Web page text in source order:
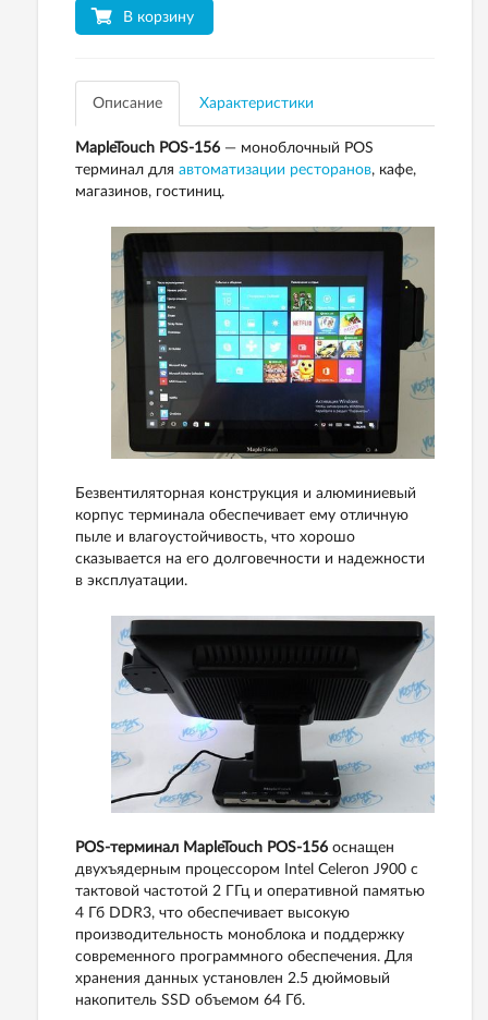
В корзину
Описание Характеристики
MapleTouch POS-156 ― моноблочный POS
терминал для автоматизации ресторанов, кафе,
магазинов, гостиниц.
Безвентиляторная конструкция и алюминиевый
корпус терминала обеспечивает ему отличную
пыле и влагоустойчивость, что хорошо
сказывается на его долговечности и надежности
в эксплуатации.
POS-терминал MapleTouch POS-156 оснащен
двухъядерным процессором Intel Celeron J900 с
тактовой частотой 2 ГГц и оперативной памятью
4 Гб DDR3, что обеспечивает высокую
производительность моноблока и поддержку
современного программного обеспечения. Для
хранения данных установлен 2.5 дюймовый
накопитель SSD объемом 64 Гб.